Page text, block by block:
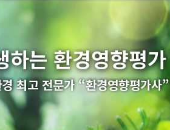
하는 환경영향평가
최고 전문가 “환경영향평가사”